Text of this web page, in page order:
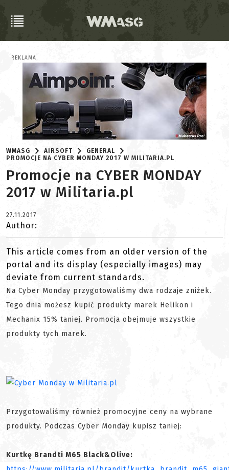
REKLAMA
WMASG AIRSOFT
GENERAL
PROMOCJE NA CYBER MONDAY 2017 W MILITARIA.PL
Promocje na CYBER MONDAY
2017 w Militaria.pl
27.11.2017
Author:
This article comes from an older version of the
portal and its display (especially images) may
deviate from current standards.
Na Cyber Monday przygotowaliśmy dwa rodzaje zniżek.
Tego dnia możesz kupić produkty marek Helikon i
Mechanix 15% taniej. Promocja obejmuje wszystkie
produkty tych marek.
Przygotowaliśmy również promocyjne ceny na wybrane
produkty. Podczas Cyber Monday kupisz taniej:
Kurtkę Brandti M65 Black&Olive: